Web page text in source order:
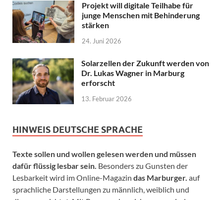
Projekt will digitale Teilhabe für
junge Menschen mit Behinderung
stärken
24. Juni 2026
Solarzellen der Zukunft werden von
Dr. Lukas Wagner in Marburg
erforscht
13. Februar 2026
HINWEIS DEUTSCHE SPRACHE
Texte sollen und wollen gelesen werden und müssen
dafür flüssig lesbar sein. Besonders zu Gunsten der
Lesbarkeit wird im Online-Magazin das Marburger. auf
sprachliche Darstellungen zu männlich, weiblich und